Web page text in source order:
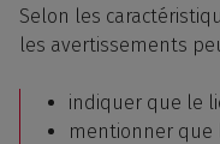
Selon les
les avertissements
indiquer que le
mentionner